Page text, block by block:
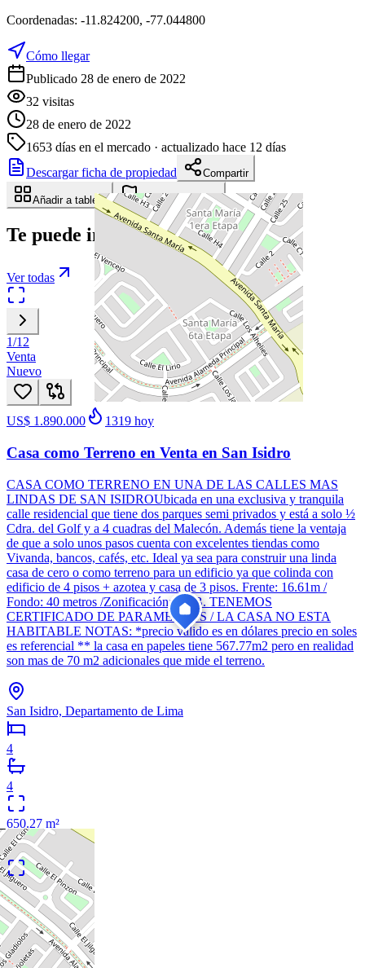
Coordenadas: -11.824200, -77.044800
Cómo llegar
Publicado 28 de enero de 2022
32 visitas
28 de enero de 2022
1653 días en el mercado · actualizado hace 12 días
Descargar ficha de propiedad
Compartir
Añadir a tablero Reportar anuncio
Te puede interesar
Ver todas
1/12
Venta
Nuevo
US$ 1.890.000 1319 hoy
Casa como Terreno en Venta en San Isidro
CASA COMO TERRENO EN UNA DE LAS CALLES MAS
LINDAS DE SAN ISIDROUbicada en una exclusiva y tranquila
calle residencial que tiene dos parques semi privados y está a solo ½
Cdra. del Golf y a 4 cuadras del Malecón. Además tiene la ventaja
de que a solo unos pasos cuenta con excelentes tiendas como
Vivanda, bancos, cafés, etc. Ideal ya sea para construir una linda
casa de cero o como terreno para un edificio ya que colinda con
edificio de 4 pisos + azotea y casa de 3 pisos. Frente: 16.61m /
Fondo: 40 metros /Zonificación: RDB. TENEMOS
CERTIFICADO DE PARAMETROS / LA CASA NO ESTA
HABITABLE NOTAS: *precio válido es en dólares precio en soles
es referencial ** la casa en papeles tiene 567.77m2 pero en realidad
son mas de 70 m2 adicionales que mide el terreno.
San Isidro, Departamento de Lima
4
4
650.27 m²
1/42
Alquiler
Nuevo